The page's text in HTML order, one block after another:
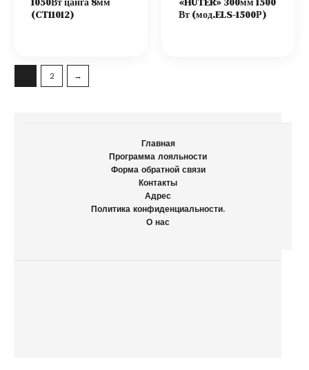
(CT11012)
Вт (мод.ELS-1500Р)
2 →
Главная
Программа лояльности
Форма обратной связи
Контакты
Адрес
Политика конфиденциальности.
О нас